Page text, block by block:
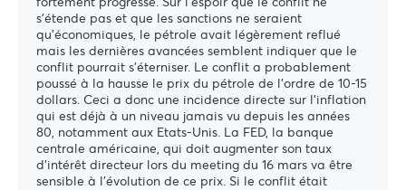
s’étende pas et que les sanctions ne seraient
qu’économiques, le pétrole avait légèrement reflué
mais les dernières avancées semblent indiquer que le
conflit pourrait s’éterniser. Le conflit a probablement
poussé à la hausse le prix du pétrole de l’ordre de 10-15
dollars. Ceci a donc une incidence directe sur l’inflation
qui est déjà à un niveau jamais vu depuis les années
80, notamment aux Etats-Unis. La FED, la banque
centrale américaine, qui doit augmenter son taux
d’intérêt directeur lors du meeting du 16 mars va être
sensible à l’évolution de ce prix. Si le conflit était